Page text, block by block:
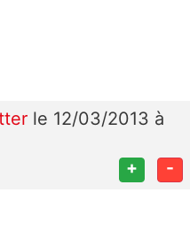
le 12/03/2013 à
+ -